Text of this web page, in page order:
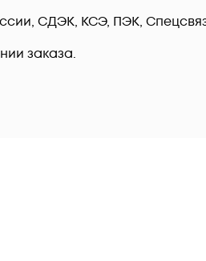
СДЭК, КСЭ, ПЭК,
заказа.